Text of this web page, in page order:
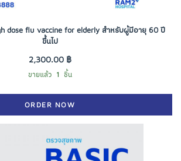
dose flu vaccine for elderly สำหรับผู้มีอายุ 60 ปี
ขึ้นไป
2,300.00 ฿
ขายแล้ว 1 ชิ้น
ORDER NOW